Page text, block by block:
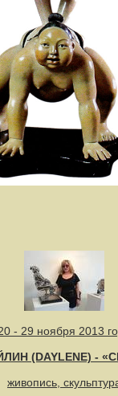
- 29 ноября 2013
(DAYLENE) -
живопись,